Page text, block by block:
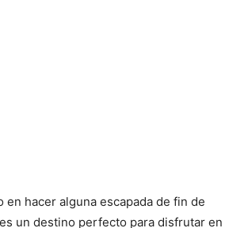
en hacer alguna escapada de fin de
un destino perfecto para disfrutar en